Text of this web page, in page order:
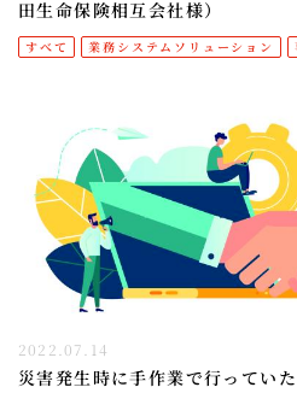
田生命保険相互会社様）
すべて 業務システムソリューション
2022.07.14
災害発生時に手作業で行ってい